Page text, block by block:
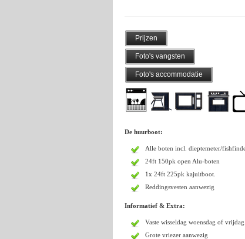
Prijzen
Foto's vangsten
Foto's accommodatie
De huurboot:
Alle boten incl. dieptemeter/
24ft 150pk open Alu-boten
1x 24ft 225pk kajuitboot.
Reddingsvesten aanwezig
Informatief & Extra:
Vaste wisseldag woensdag of vrijdag
Grote vriezer aanwezig